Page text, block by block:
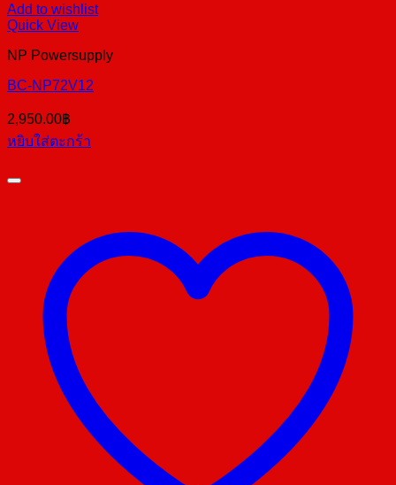
Add to wishlist
Quick View
NP Powersupply
BC-NP72V12
2,950.00฿
หยิบใส่ตะกร้า